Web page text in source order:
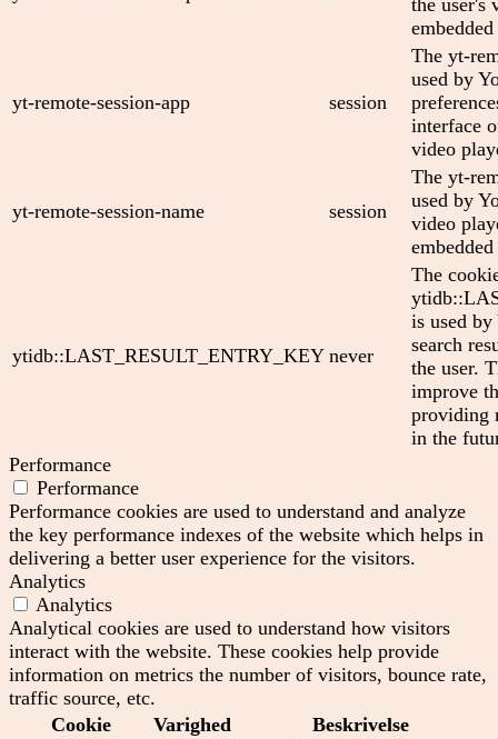
the user's
yt-remote-session-app session
The yt-
used by
interface
video
yt-remote-session-name session
The yt-
used by
video
ytidb::LAST_RESULT_ENTRY_KEY never
The
is used by
search
the user.
improve
providing
in the
Performance
Performance
Performance cookies are used to understand and analyze
the key performance indexes of the website which helps in
delivering a better user experience for the visitors.
Analytics
Analytics
Analytical cookies are used to understand how visitors
interact with the website. These cookies help provide
information on metrics the number of visitors, bounce rate,
traffic source, etc.
Cookie
Varighed Beskrivelse